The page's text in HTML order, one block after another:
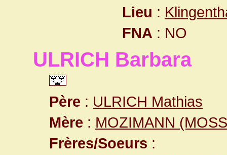
Lieu :
FNA : NO
ULRICH Barbara
Père : ULRICH Mathias
Mère : MOZIMANN
Frères/Soeurs :